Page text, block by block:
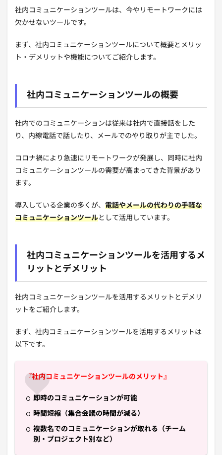
社内コミュニケーションツールは、今やリモートワークには
欠かせないツールです。
まず、社内コミュニケーションツールについて概要とメリッ
ト・デメリットや機能についてご紹介します。
社内コミュニケーションツールの概要
社内でのコミュニケーションは従来は社内で直接話をした
り、内線電話で話したり、メールでのやり取りが主でした。
コロナ禍により急速にリモートワークが発展し、同時に社内
コミュニケーションツールの需要が高まってきた背景があり
ます。
導入している企業の多くが、 電話やメールの代わりの手軽な
コミュニケーションツールとして活用しています。
社内コミュニケーションツールを活用するメ
リットとデメリット
社内コミュニケーションツールを活用するメリットとデメリ
ットをご紹介します。
まず、社内コミュニケーションツールを活用するメリットは
以下です。
『社内コミュニケーションツールのメリット』
即時のコミュニケーションが可能
時間短縮（集合会議の時間が減る）
複数名でのコミュニケーションが取れる（チーム
別・プロジェクト別など）